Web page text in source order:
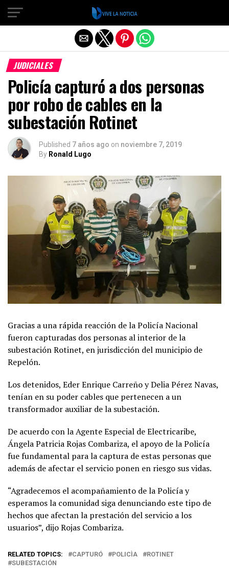
JUDICIALES
Policía capturó a dos personas
por robo de cables en la
subestación Rotinet
Published 7 años ago on noviembre 7, 2019
By Ronald Lugo
Gracias a una rápida reacción de la Policía Nacional
fueron capturadas dos personas al interior de la
subestación Rotinet, en jurisdicción del municipio de
Repelón.
Los detenidos, Eder Enrique Carreño y Delia Pérez Navas,
tenían en su poder cables que pertenecen a un
transformador auxiliar de la subestación.
De acuerdo con la Agente Especial de Electricaribe,
Ángela Patricia Rojas Combariza, el apoyo de la Policía
fue fundamental para la captura de estas personas que
además de afectar el servicio ponen en riesgo sus vidas.
“Agradecemos el acompañamiento de la Policía y
esperamos la comunidad siga denunciando este tipo de
hechos que afectan la prestación del servicio a los
usuarios”, dijo Rojas Combariza.
RELATED TOPICS: CAPTURÓ POLICÌA
ROTINET
SUBESTACIÓN
Salir de la versión móvil